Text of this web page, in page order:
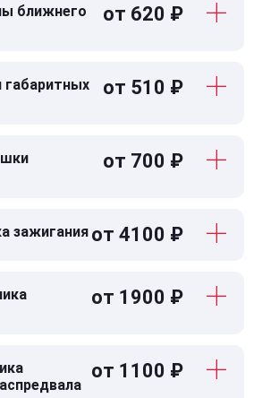
ближнего
от 620 ₽
габаритных
от 510 ₽
от 700 ₽
зажигания от 4100 ₽
от 1900 ₽
от 1100 ₽